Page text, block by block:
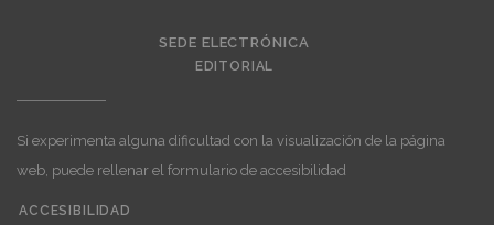
SEDE ELECTRÓNICA
EDITORIAL
Si experimenta alguna dificultad con la visualización de la página
web, puede rellenar el formulario de accesibilidad
ACCESIBILIDAD